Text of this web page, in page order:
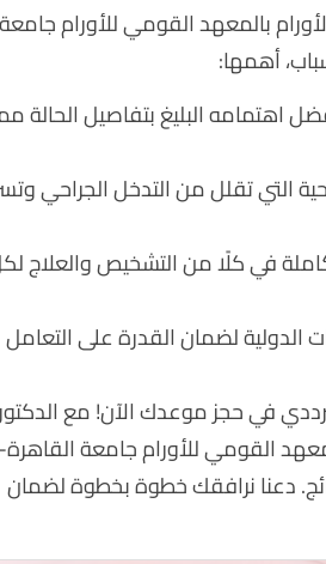
بالمعهد القومي للأورام جامعة
أهمها:
اهتمامه البليغ بتفاصيل الحالة
التي تقلل من التدخل الجراحي
في كلًا من التشخيص والعلاج
الدولية لضمان القدرة على التعامل
في حجز موعدك الآن! مع
القومي للأورام جامعة
دعنا نرافقك خطوة بخطوة لضمان